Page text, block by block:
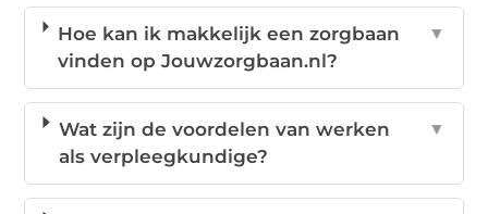
Hoe kan ik makkelijk een zorgbaan
vinden op Jouwzorgbaan.nl?
▼
Wat zijn de voordelen van werken
als verpleegkundige?
▼